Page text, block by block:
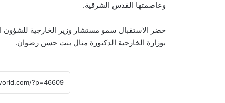
وعاصمتها القدس الشرقية.
حضر الاستقبال سمو مستشار وزير الخارجية للشؤون
بوزارة الخارجية الدكتورة منال بنت حسن رضوان.